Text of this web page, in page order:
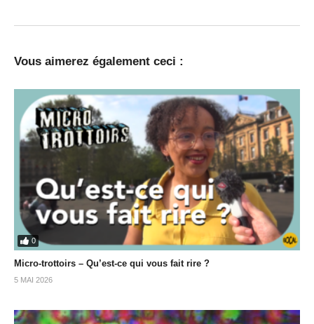
Vous aimerez également ceci :
0
Micro-trottoirs – Qu’est-ce qui vous fait rire ?
5 MAI 2026